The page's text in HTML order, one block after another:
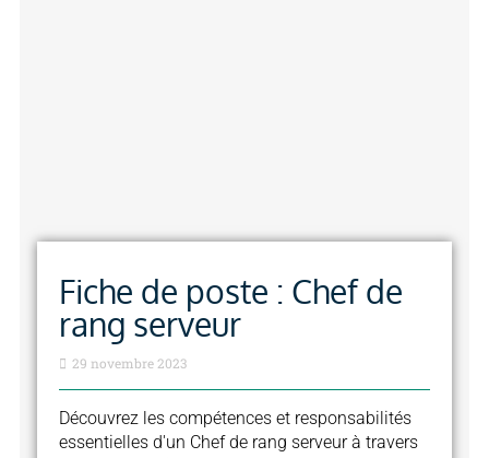
Fiche de poste : Chef de
rang serveur
29 novembre 2023
Découvrez les compétences et responsabilités
essentielles d'un Chef de rang serveur à travers